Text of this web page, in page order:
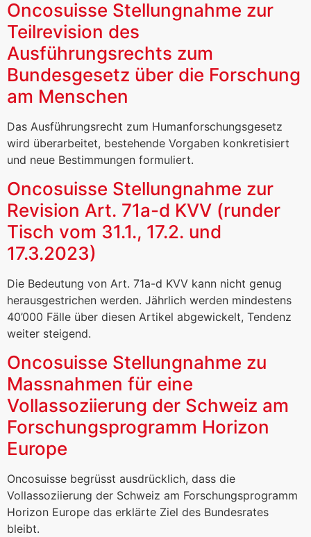
Oncosuisse Stellungnahme zur
Teilrevision des
Ausführungsrechts zum
Bundesgesetz über die Forschung
am Menschen
Das Ausführungsrecht zum Humanforschungsgesetz
wird überarbeitet, bestehende Vorgaben konkretisiert
und neue Bestimmungen formuliert.
Oncosuisse Stellungnahme zur
Revision Art. 71a-d KVV (runder
Tisch vom 31.1., 17.2. und
17.3.2023)
Die Bedeutung von Art. 71a-d KVV kann nicht genug
herausgestrichen werden. Jährlich werden mindestens
40’000 Fälle über diesen Artikel abgewickelt, Tendenz
weiter steigend.
Oncosuisse Stellungnahme zu
Massnahmen für eine
Vollassoziierung der Schweiz am
Forschungsprogramm Horizon
Europe
Oncosuisse begrüsst ausdrücklich, dass die
Vollassoziierung der Schweiz am Forschungsprogramm
Horizon Europe das erklärte Ziel des Bundesrates
bleibt.